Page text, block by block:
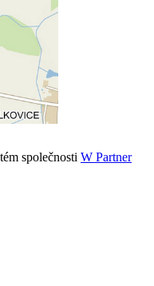
společnosti W Partner